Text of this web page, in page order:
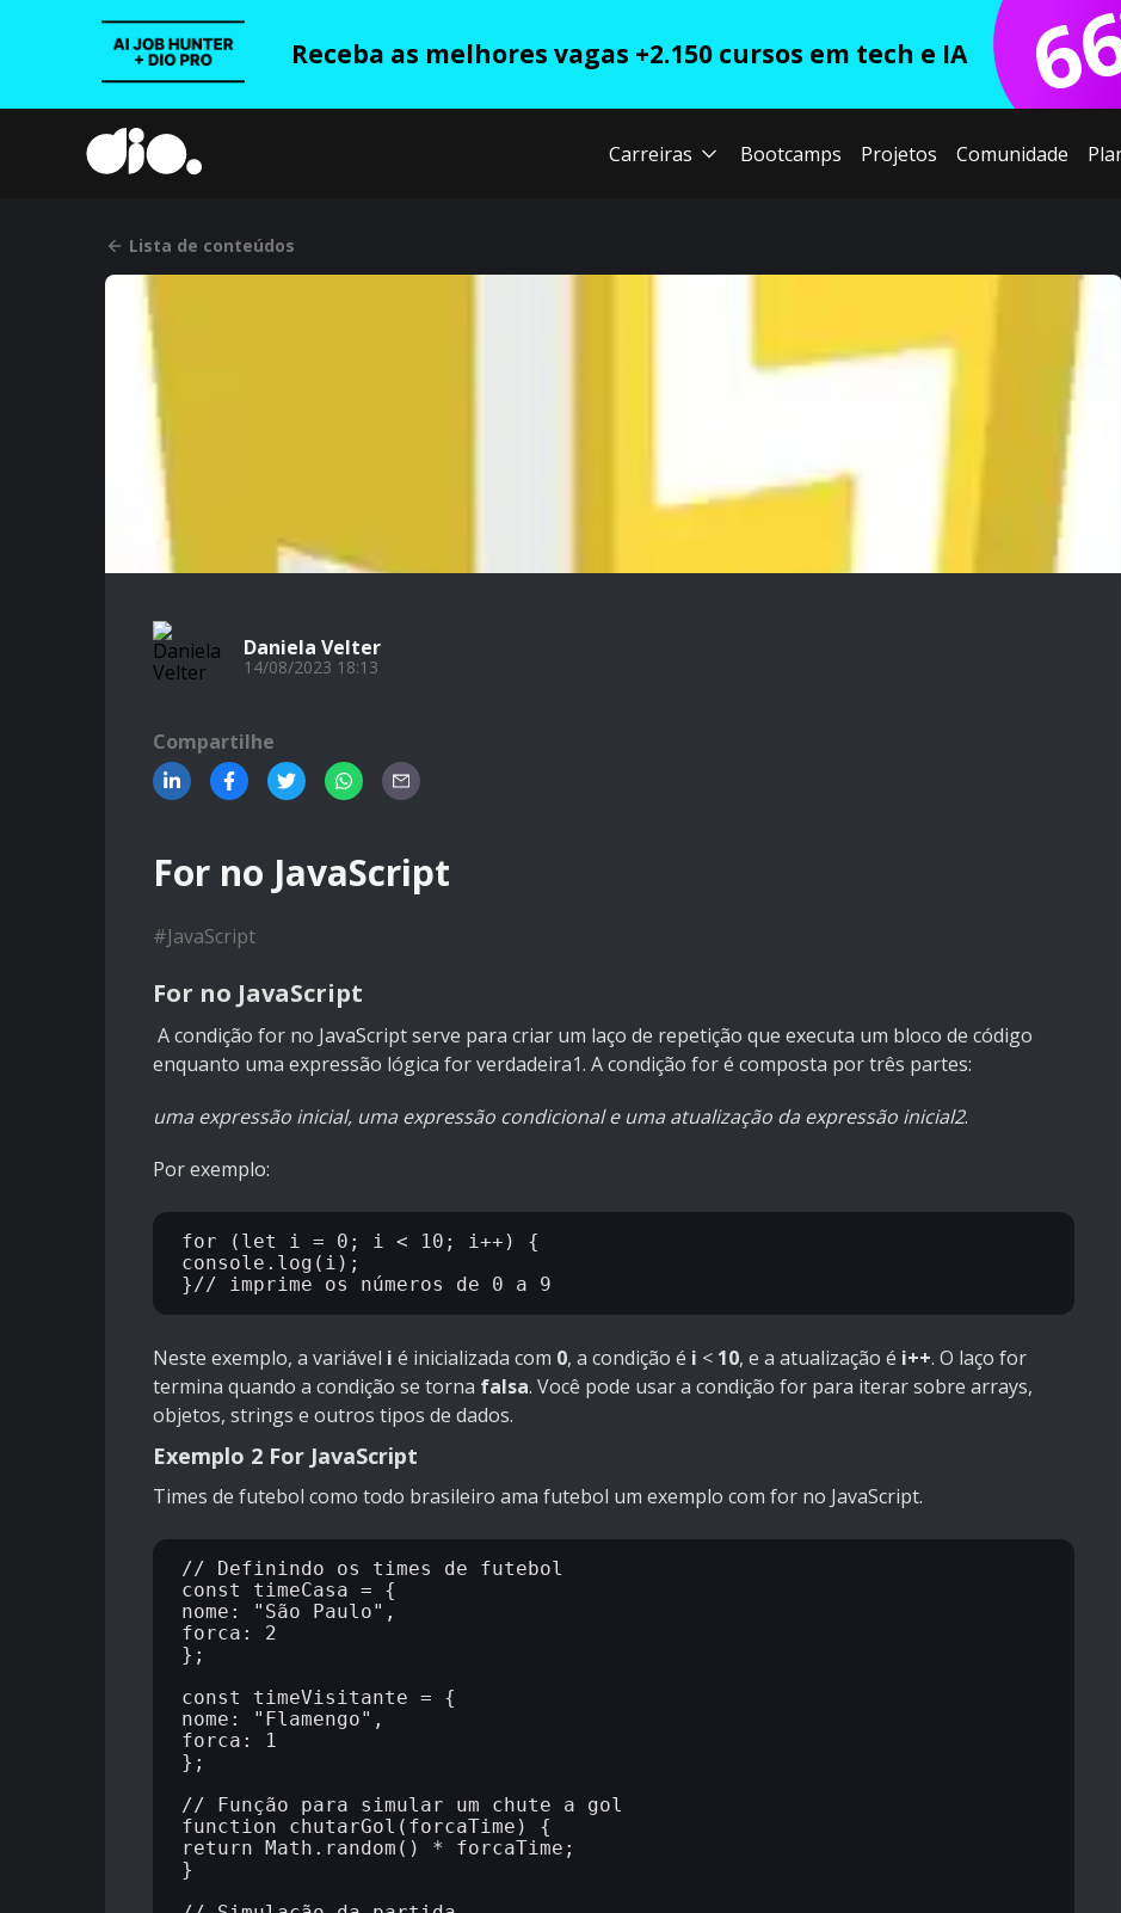
Receba as melhores vagas +2.150 cursos em tech e IA
Carreiras Bootcamps Projetos Comunidade
Lista de conteúdos
Daniela Velter
14/08/2023 18:13
Compartilhe
For no JavaScript
#JavaScript
For no JavaScript
A condição for no JavaScript serve para criar um laço de repetição que executa um bloco de código
enquanto uma expressão lógica for verdadeira1. A condição for é composta por três partes:
uma expressão inicial, uma expressão condicional e uma atualização da expressão inicial2.
Por exemplo:
for (let i = 0; i < 10; i++) {
console.log(i);
Neste exemplo, a variável i é inicializada com 0, a condição é i < 10, e a atualização é i++. O laço for
termina quando a condição se torna falsa. Você pode usar a condição for para iterar sobre arrays,
objetos, strings e outros tipos de dados.
Exemplo 2 For JavaScript
Times de futebol como todo brasileiro ama futebol um exemplo com for no JavaScript.
// Definindo os times de futebol
const timeCasa = {
nome: "São Paulo",
forca: 2
};
const timeVisitante = {
nome: "Flamengo",
forca: 1
};
// Função para simular um chute a gol
function chutarGol(forcaTime) {
return Math.random() * forcaTime;
}